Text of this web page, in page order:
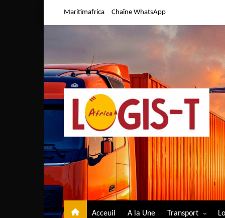
Maritimafrica Chaîne WhatsApp
Acceuil A la Une Transport